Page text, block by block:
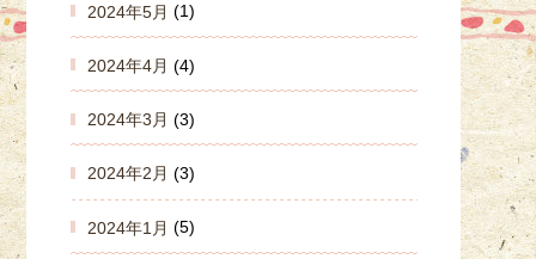
2024年5月 (1)
2024年4月 (4)
2024年3月 (3)
2024年2月 (3)
2024年1月 (5)